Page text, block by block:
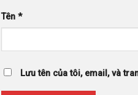
Tên *
Lưu tên của tôi, email, và